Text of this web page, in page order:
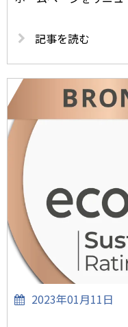
記事を読む
2023年01月11日